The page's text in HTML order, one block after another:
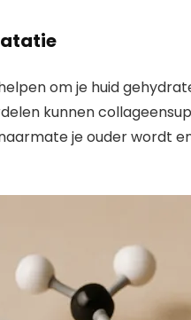
om je huid
kunnen
je ouder wordt